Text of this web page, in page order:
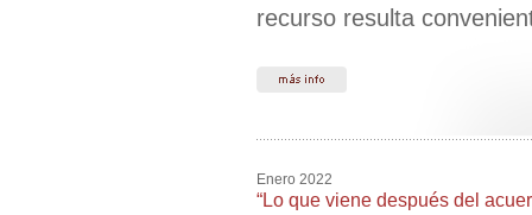
recurso resulta
Enero 2022
“Lo que viene después del